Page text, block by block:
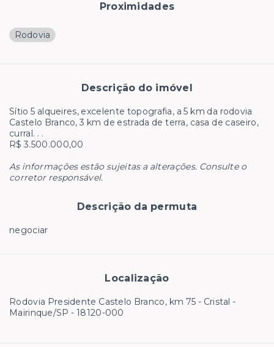
Proximidades
Rodovia
Descrição do imóvel
Sítio 5 alqueires, excelente topografia, a 5 km da rodovia
Castelo Branco, 3 km de estrada de terra, casa de caseiro,
curral. . .
R$ 3.500.000,00
As informações estão sujeitas a alterações. Consulte o
corretor responsável.
Descrição da permuta
negociar
Localização
Rodovia Presidente Castelo Branco, km 75 - Cristal -
Mairinque/SP - 18120-000